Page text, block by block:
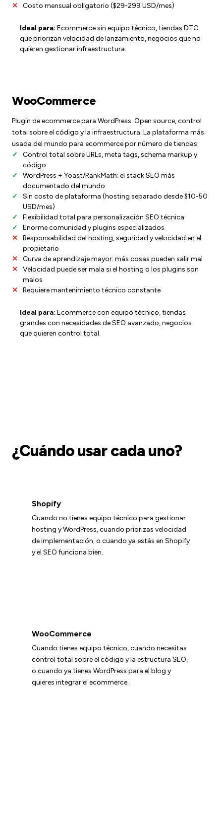
Costo mensual obligatorio ($29-299 USD/mes)
Ideal para: Ecommerce sin equipo técnico, tiendas DTC
que priorizan velocidad de lanzamiento, negocios que no
quieren gestionar infraestructura.
WooCommerce
Plugin de ecommerce para WordPress. Open source, control
total sobre el código y la infraestructura. La plataforma más
usada del mundo para ecommerce por número de tiendas.
Control total sobre URLs, meta tags, schema markup y
código
WordPress + Yoast/RankMath: el stack SEO más
documentado del mundo
Sin costo de plataforma (hosting separado desde $10-50
USD/mes)
Flexibilidad total para personalización SEO técnica
Enorme comunidad y plugins especializados
Responsabilidad del hosting, seguridad y velocidad en el
propietario
Curva de aprendizaje mayor: más cosas pueden salir mal
Velocidad puede ser mala si el hosting o los plugins son
malos
Requiere mantenimiento técnico constante
Ideal para: Ecommerce con equipo técnico, tiendas
grandes con necesidades de SEO avanzado, negocios
que quieren control total.
¿Cuándo usar cada uno?
Shopify
Cuando no tienes equipo técnico para gestionar
hosting y WordPress, cuando priorizas velocidad
de implementación, o cuando ya estás en Shopify
y el SEO funciona bien.
WooCommerce
Cuando tienes equipo técnico, cuando necesitas
control total sobre el código y la estructura SEO,
o cuando ya tienes WordPress para el blog y
quieres integrar el ecommerce.